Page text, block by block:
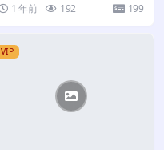
1 年前 192 199
VIP